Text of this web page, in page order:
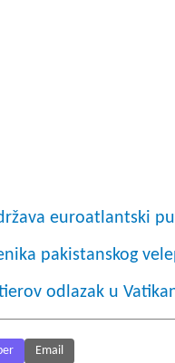
euroatlantski
pakistanskog
odlazak u
Email